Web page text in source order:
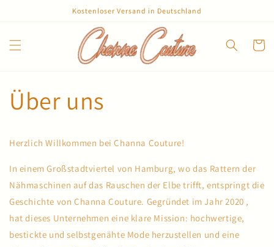
Kostenloser Versand in Deutschland
Cart
Über uns
Herzlich Willkommen bei Channa Couture!
In einem Großstadtviertel von Hamburg, wo das Rattern der
Nähmaschinen auf das Rauschen der Elbe trifft, entspringt die
Geschichte von Channa Couture. Gegründet im Jahr 2020 ,
hat dieses Unternehmen eine klare Mission: hochwertige,
bestickte und selbstgenähte Mode herzustellen und eine